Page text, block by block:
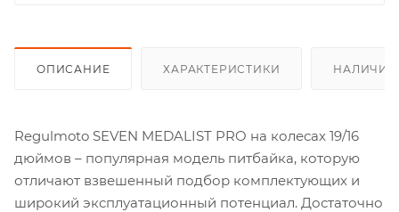
ОПИСАНИЕ ХАРАКТЕРИСТИКИ НАЛИЧИЕ
Regulmoto SEVEN MEDALIST PRO на колесах 19/16
дюймов – популярная модель питбайка, которую
отличают взвешенный подбор комплектующих и
широкий эксплуатационный потенциал. Достаточно